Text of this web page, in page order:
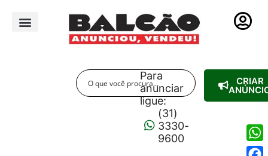
Para
anunciar
ligue:
(31)
3330-
9600
CRIAR